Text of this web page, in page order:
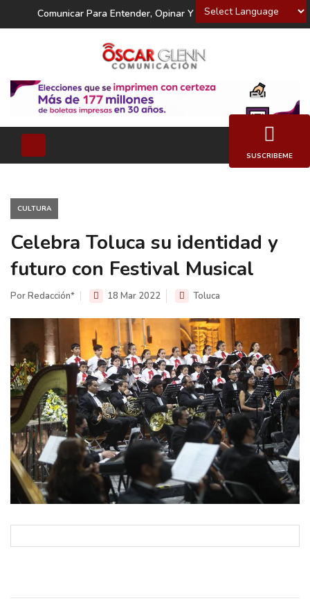
Powered by
Comunicar Para Entender, Opinar Y Decidir
CULTURA
Celebra Toluca su identidad y
futuro con Festival Musical
Por Redacción* 18 Mar 2022 Toluca
SUSCRIBEME